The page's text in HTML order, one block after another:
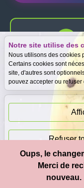
Notre site utilise des
Nous utilisons des cookies
Certains cookies sont
site, d'autres sont
pouvez accepter ou refuser
Refuser
Expertise
gratuite
© 2026
Oups, le
Merci de
nouveau.